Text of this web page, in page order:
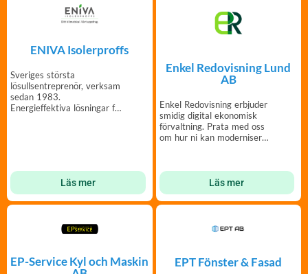
ENIVA Isolerproffs
Sveriges största
lösullsentreprenör, verksam
sedan 1983.
Energieffektiva lösningar för
Läs mer
Enkel Redovisning Lund
AB
Enkel Redovisning erbjuder
smidig digital ekonomisk
förvaltning. Prata med oss
om hur ni kan modernisera
Läs mer
EP-Service Kyl och Maskin
EPT Fönster & Fasad